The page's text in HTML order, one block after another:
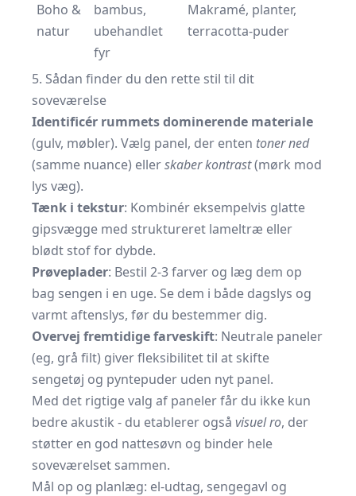
Boho &
natur
bambus,
ubehandlet
fyr
Makramé, planter,
terracotta-puder
5. Sådan finder du den rette stil til dit
soveværelse
Identificér rummets dominerende materiale
(gulv, møbler). Vælg panel, der enten toner ned
(samme nuance) ellerskaber kontrast(mørk mod
lys væg).
Tænk i tekstur: Kombinér eksempelvis glatte
gipsvægge med struktureret lameltræ eller
blødt stof for dybde.
Prøveplader: Bestil 2-3 farver og læg dem op
bag sengen i en uge. Se dem i både dagslys og
varmt aftenslys, før du bestemmer dig.
Overvej fremtidige farveskift: Neutrale paneler
(eg, grå filt) giver fleksibilitet til at skifte
sengetøj og pyntepuder uden nyt panel.
Med det rigtige valg af paneler får du ikke kun
bedre akustik - du etablerer også visuel ro, der
støtter en god nattesøvn og binder hele
soveværelset sammen.
Mål op og planlæg: el-udtag, sengegavl og